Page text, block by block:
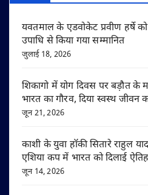
यवतमाल के एडवोकेट प्रवीण हर्षे
उपाधि से किया गया सम्मानित
जुलाई 18, 2026
शिकागो में योग दिवस पर बड़ौत के
भारत का गौरव, दिया स्वस्थ जीवन
जून 21, 2026
काशी के युवा हॉकी सितारे राहुल
एशिया कप में भारत को दिलाई
जून 14, 2026